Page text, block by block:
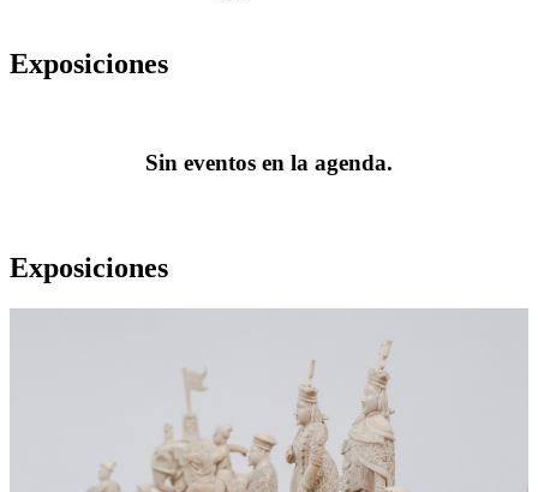
Exposiciones
Sin eventos en la agenda.
Exposiciones